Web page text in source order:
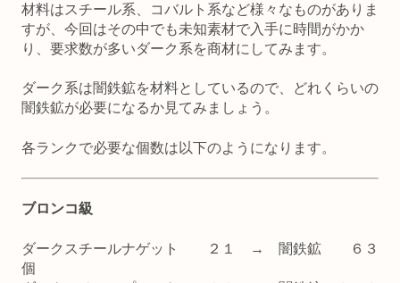
材料はスチール系、コバルト系など様々なものがありま
すが、今回はその中でも未知素材で入手に時間がかか
り、要求数が多いダーク系を商材にしてみます。
ダーク系は闇鉄鉱を材料としているので、どれくらいの
闇鉄鉱が必要になるか見てみましょう。
各ランクで必要な個数は以下のようになります。
ブロンコ級
ダークスチールナゲット ２１ → 闇鉄鉱 ６３
個